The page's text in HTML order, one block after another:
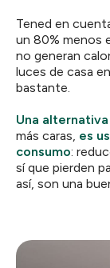
Tened en
un 80% menos
no generan
luces de casa
bastante.
Una alternativa
más caras, es
consumo:
sí que pierden
así, son una